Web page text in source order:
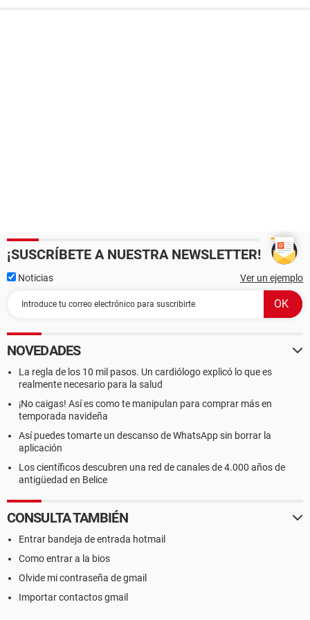
¡SUSCRÍBETE A NUESTRA NEWSLETTER!
Noticias Ver un ejemplo
NOVEDADES
La regla de los 10 mil pasos. Un cardiólogo explicó lo que es
realmente necesario para la salud
¡No caigas! Así es como te manipulan para comprar más en
temporada navideña
Así puedes tomarte un descanso de WhatsApp sin borrar la
aplicación
Los científicos descubren una red de canales de 4.000 años de
antigüedad en Belice
CONSULTA TAMBIÉN
Entrar bandeja de entrada hotmail
Como entrar a la bios
Olvide mi contraseña de gmail
Importar contactos gmail